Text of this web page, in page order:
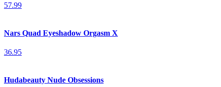
57.99
Nars Quad Eyeshadow Orgasm X
36.95
Hudabeauty Nude Obsessions